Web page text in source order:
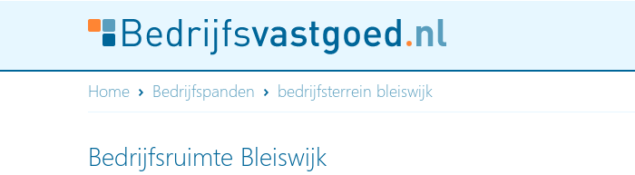
Home Bedrijfspanden bedrijfsterrein bleiswijk
Bedrijfsruimte Bleiswijk